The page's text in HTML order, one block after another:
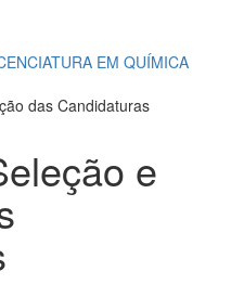
EM QUÍMICA
das Candidaturas
e